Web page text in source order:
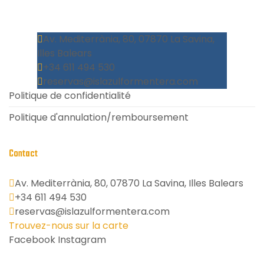
Av. Mediterrània, 80, 07870 La Savina,
Illes Balears
+34 611 494 530
reservas@islazulformentera.com
Politique de confidentialité
Politique d'annulation/remboursement
Contact
Av. Mediterrània, 80, 07870 La Savina, Illes Balears
+34 611 494 530
reservas@islazulformentera.com
Trouvez-nous sur la carte
Facebook Instagram